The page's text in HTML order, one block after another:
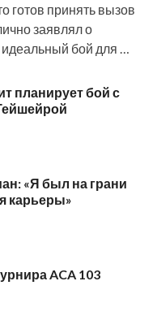
готов принять вызов
заявлял о
бой для …
планирует бой с
«Я был на грани
карьеры»
ACA 103